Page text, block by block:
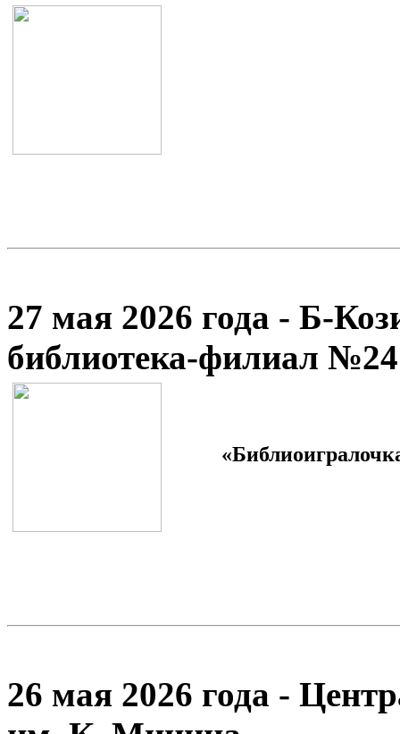
27 мая 2026 года - Б-
библиотека-филиал №24
26 мая 2026 года -